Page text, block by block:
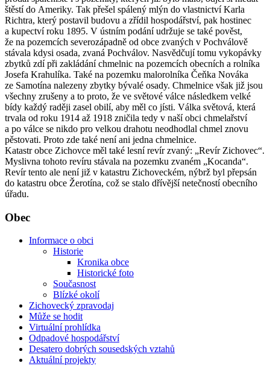
štěstí do Ameriky. Tak přešel spálený mlýn do vlastnictví Karla
Richtra, který postavil budovu a zřídil hospodářství, pak hostinec
a kupectví roku 1895. V ústním podání udržuje se také pověst,
že na pozemcích severozápadně od obce zvaných v Pochválově
stávala kdysi osada, zvaná Pochválov. Nasvědčují tomu vykopávky
zbytků zdí při zakládání chmelnic na pozemcích obecních a rolníka
Josefa Krahulíka. Také na pozemku malorolníka Čeňka Nováka
ze Samotína nalezeny zbytky bývalé osady. Chmelnice však již jsou
všechny zrušeny a to proto, že ve světové válce následkem velké
bídy každý raději zasel obilí, aby měl co jísti. Válka světová, která
trvala od roku 1914 až 1918 zničila tedy v naší obci chmelařství
a po válce se nikdo pro velkou drahotu neodhodlal chmel znovu
pěstovati. Proto zde také není ani jedna chmelnice.
Katastr obce Zichovce měl také lesní revír zvaný: „Revír Zichovec“.
Myslivna tohoto revíru stávala na pozemku zvaném „Kocanda“.
Revír tento ale není již v katastru Zichoveckém, nýbrž byl přepsán
do katastru obce Žerotína, což se stalo dřívější netečností obecního
úřadu.
Obec
Informace o obci
Historie
Kronika obce
Historické foto
Současnost
Blízké okolí
Zichovecký zpravodaj
Může se hodit
Virtuální prohlídka
Odpadové hospodářství
Desatero dobrých sousedských vztahů
Aktuální projekty